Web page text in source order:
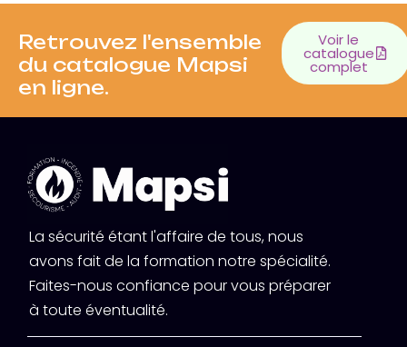
Retrouvez l'ensemble
du catalogue Mapsi
en ligne.
Voir le
catalogue
complet
La sécurité étant l'affaire de tous, nous
avons fait de la formation notre spécialité.
Faites-nous confiance pour vous préparer
à toute éventualité.